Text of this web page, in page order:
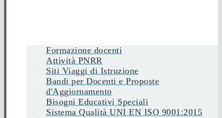
Formazione docenti
Attività PNRR
Siti Viaggi di Istruzione
Bandi per Docenti e Proposte
d'Aggiornamento
Bisogni Educativi Speciali
Sistema Qualità UNI EN ISO 9001:2015